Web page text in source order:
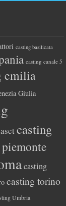
casting basilicata
casting canale 5
emilia
Giulia
casting
casting
casting torino
Umbria